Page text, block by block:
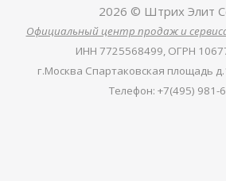
2026 © Штрих Элит
Официальный центр продаж и
ИНН 7725568499, ОГРН
г.Москва Спартаковская площадь
Телефон: +7(495) 981-